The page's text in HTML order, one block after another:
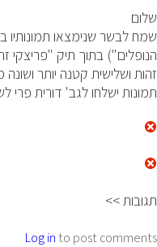
שלום
הנופלים") בתוך תיק "פריצקי
זהות ושלישית קטנה יותר
תמונות ישלחו לגב' דורית פרי
תגובות >>
Log in to post comments